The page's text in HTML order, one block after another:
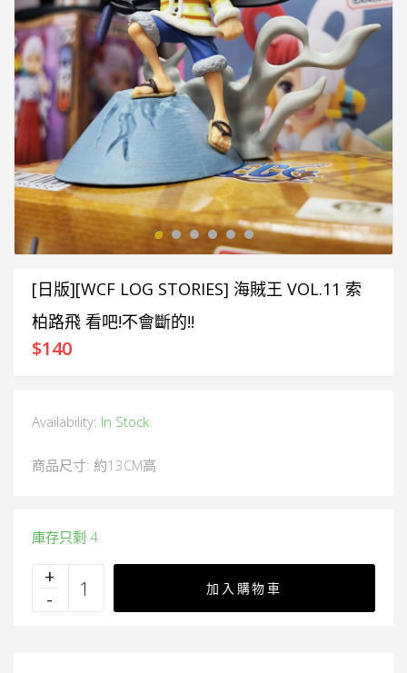
[日版][WCF LOG STORIES] 海賊王 VOL.11 索
柏路飛 看吧!不會斷的!!
$140
Availability: In Stock
商品尺寸: 約13CM高
庫存只剩 4
加入購物車